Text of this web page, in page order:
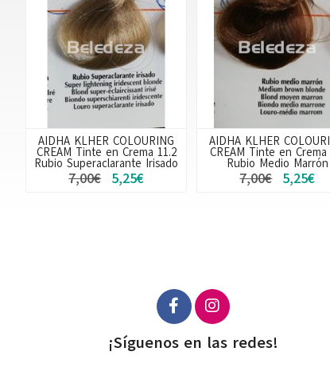
AIDHA KLHER COLOURING
CREAM Tinte en Crema 11.2
Rubio Superaclarante Irisado
7,00€ 5,25€
AIDHA KLHER
CREAM Tinte en Crema
Rubio Medio Marrón
7,00€ 5,25€
¡Síguenos en las redes!